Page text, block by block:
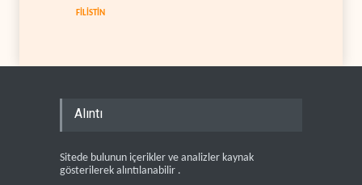
FİLİSTİN
Alıntı
Sitede bulunun içerikler ve analizler kaynak
gösterilerek alıntılanabilir .